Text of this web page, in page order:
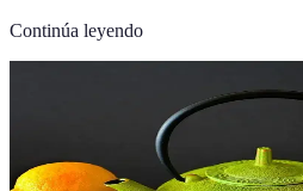
Continúa leyendo